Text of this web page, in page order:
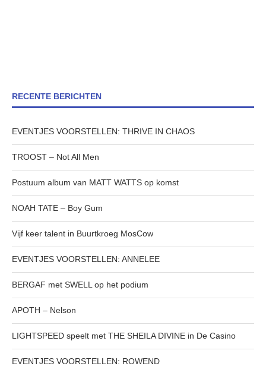
RECENTE BERICHTEN
EVENTJES VOORSTELLEN: THRIVE IN CHAOS
TROOST – Not All Men
Postuum album van MATT WATTS op komst
NOAH TATE – Boy Gum
Vijf keer talent in Buurtkroeg MosCow
EVENTJES VOORSTELLEN: ANNELEE
BERGAF met SWELL op het podium
APOTH – Nelson
LIGHTSPEED speelt met THE SHEILA DIVINE in De Casino
EVENTJES VOORSTELLEN: ROWEND